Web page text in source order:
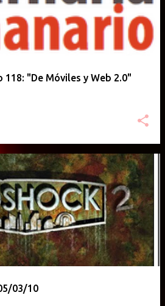
"De Móviles y Web 2.0"
03/10